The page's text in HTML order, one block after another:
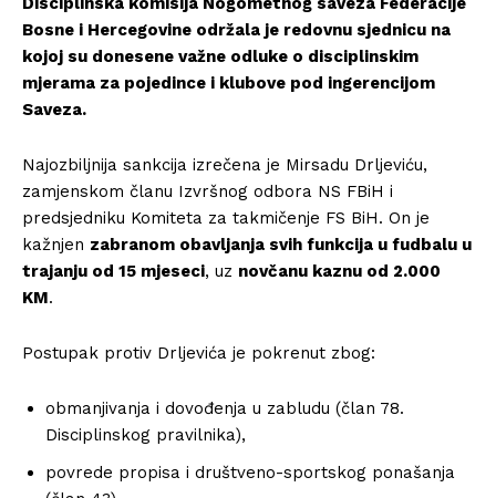
Bosne i Hercegovine održala je redovnu sjednicu na
kojoj su donesene važne odluke o disciplinskim
mjerama za pojedince i klubove pod ingerencijom
Saveza.
Najozbiljnija sankcija izrečena je Mirsadu Drljeviću,
zamjenskom članu Izvršnog odbora NS FBiH i
predsjedniku Komiteta za takmičenje FS BiH. On je
kažnjen zabranom obavljanja svih funkcija u fudbalu u
trajanju od 15 mjeseci, uz novčanu kaznu od 2.000
KM.
Postupak protiv Drljevića je pokrenut zbog:
obmanjivanja i dovođenja u zabludu (član 78.
Disciplinskog pravilnika),
povrede propisa i društveno-sportskog ponašanja